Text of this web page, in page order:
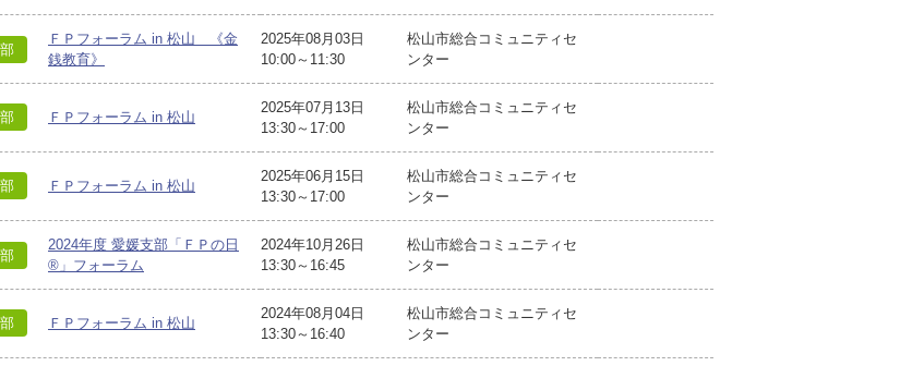
ＦＰフォーラム in 松山 《金
銭教育》
2025年08月03日
10:00～11:30
松山市総合コミュニティセ
ンター
ＦＰフォーラム in 松山
2025年07月13日
13:30～17:00
松山市総合コミュニティセ
ンター
ＦＰフォーラム in 松山
2025年06月15日
13:30～17:00
松山市総合コミュニティセ
ンター
2024年度 愛媛支部「ＦＰの日
®」フォーラム
2024年10月26日
13:30～16:45
松山市総合コミュニティセ
ンター
ＦＰフォーラム in 松山
2024年08月04日
13:30～16:40
松山市総合コミュニティセ
ンター